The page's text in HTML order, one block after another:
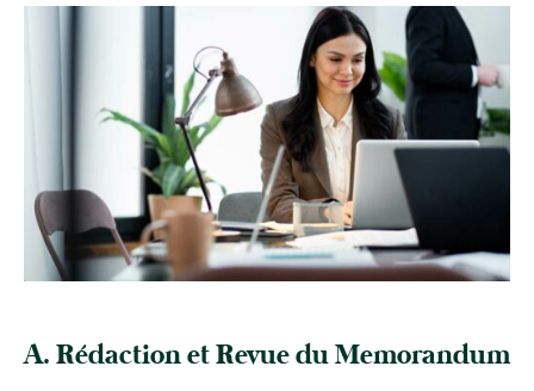
A. Rédaction et Revue du Memorandum